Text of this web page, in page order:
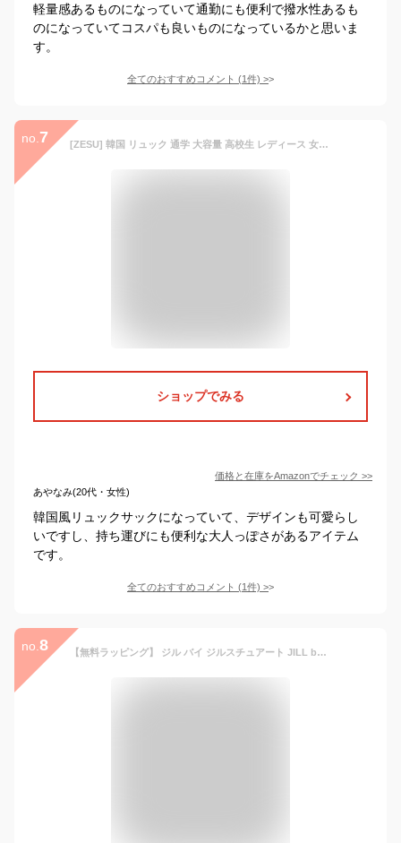
軽量感あるものになっていて通勤にも便利で撥水性あるも
のになっていてコスパも良いものになっているかと思いま
す。
全てのおすすめコメント (1件) >
no. 7 [ZESU] 韓国 リュック 通学 大容量 高校生 レディース 女子 学生 通勤 女 軽量 リュックサック 小学生 カジュアルバッグ バックパック 女の子 旅行 スクール りゅっくさっく アウトドア (ブラック)
ショップでみる
価格と在庫をAmazonでチェック >>
あやなみ(20代・女性)
韓国風リュックサックになっていて、デザインも可愛らし
いですし、持ち運びにも便利な大人っぽさがあるアイテム
です。
全てのおすすめコメント (1件) >
no. 8 【無料ラッピング】 ジル バイ ジルスチュアート JILL by JILLSTUART バッグ デイパック リュック ビジューロイヤルバックパック ナイロンブラック ブランド 正規品 新品 ギフト プレゼント 人気 おすすめ 誕生日 記念日 クリスマス 送料無料